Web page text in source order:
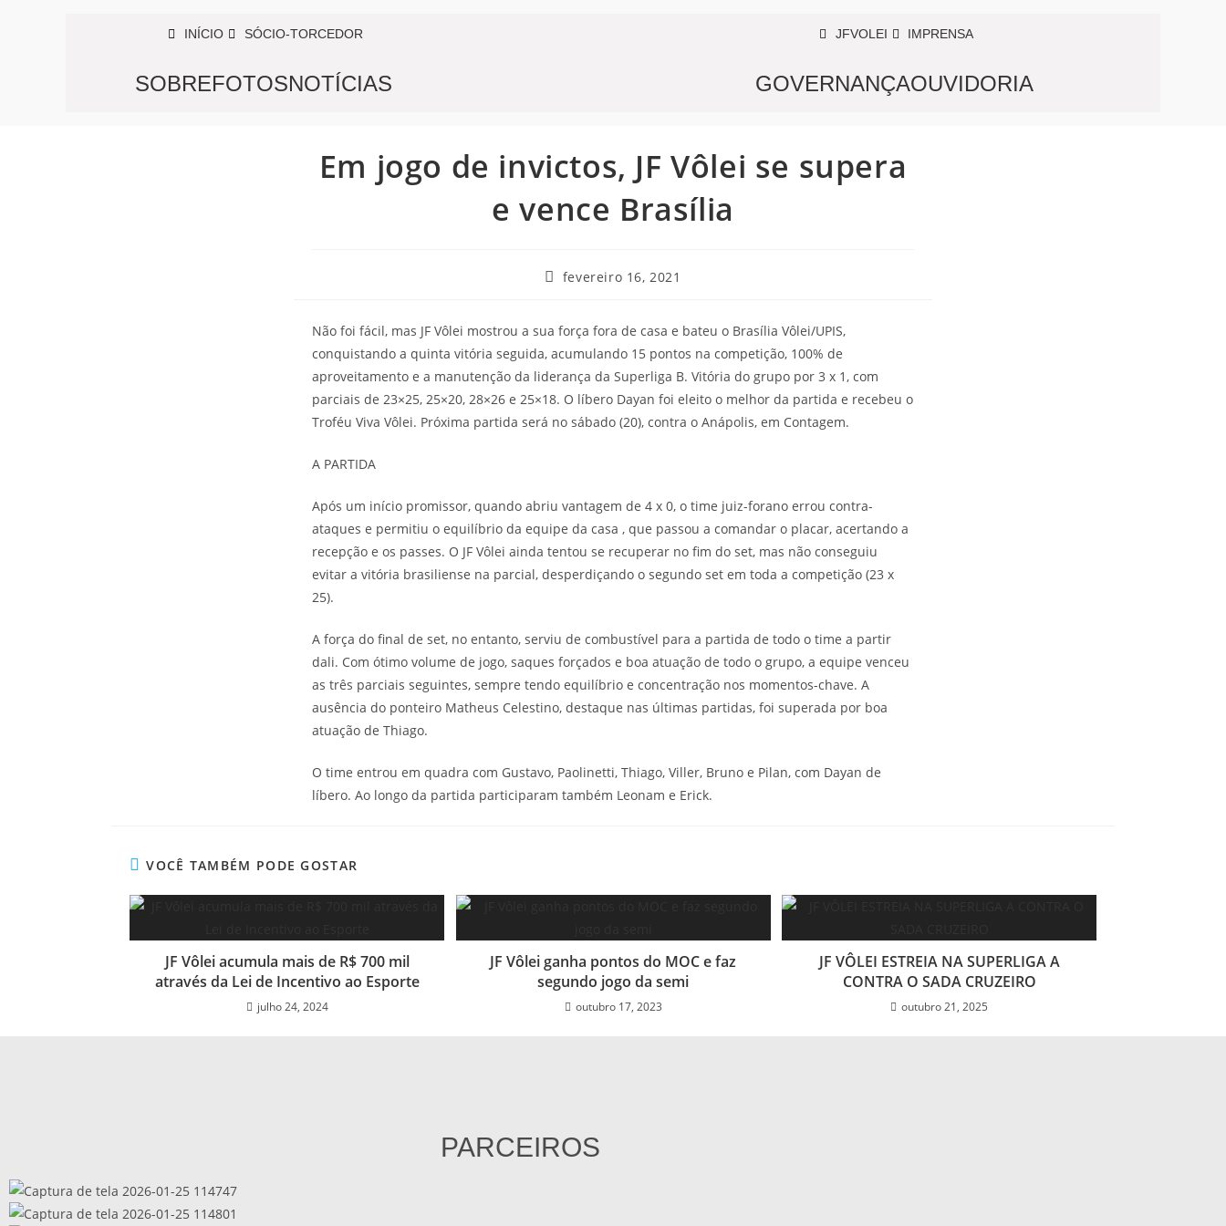
INÍCIO SÓCIO-TORCEDOR
SOBREFOTOSNOTÍCIAS
JFVOLEI IMPRENSA
GOVERNANÇAOUVIDORIA
Em jogo de invictos, JF Vôlei se supera
e vence Brasília
fevereiro 16, 2021
Não foi fácil, mas JF Vôlei mostrou a sua força fora de casa e bateu o Brasília Vôlei/UPIS,
conquistando a quinta vitória seguida, acumulando 15 pontos na competição, 100% de
aproveitamento e a manutenção da liderança da Superliga B. Vitória do grupo por 3 x 1, com
parciais de 23×25, 25×20, 28×26 e 25×18. O líbero Dayan foi eleito o melhor da partida e recebeu o
Troféu Viva Vôlei. Próxima partida será no sábado (20), contra o Anápolis, em Contagem.
A PARTIDA
Após um início promissor, quando abriu vantagem de 4 x 0, o time juiz-forano errou contra-
ataques e permitiu o equilíbrio da equipe da casa , que passou a comandar o placar, acertando a
recepção e os passes. O JF Vôlei ainda tentou se recuperar no fim do set, mas não conseguiu
evitar a vitória brasiliense na parcial, desperdiçando o segundo set em toda a competição (23 x
25).
A força do final de set, no entanto, serviu de combustível para a partida de todo o time a partir
dali. Com ótimo volume de jogo, saques forçados e boa atuação de todo o grupo, a equipe venceu
as três parciais seguintes, sempre tendo equilíbrio e concentração nos momentos-chave. A
ausência do ponteiro Matheus Celestino, destaque nas últimas partidas, foi superada por boa
atuação de Thiago.
O time entrou em quadra com Gustavo, Paolinetti, Thiago, Viller, Bruno e Pilan, com Dayan de
líbero. Ao longo da partida participaram também Leonam e Erick.
VOCÊ TAMBÉM PODE GOSTAR
JF Vôlei acumula mais de R$ 700 mil
através da Lei de Incentivo ao Esporte
julho 24, 2024
JF Vôlei ganha pontos do MOC e faz
segundo jogo da semi
outubro 17, 2023
JF VÔLEI ESTREIA NA SUPERLIGA A
CONTRA O SADA CRUZEIRO
outubro 21, 2025
PARCEIROS